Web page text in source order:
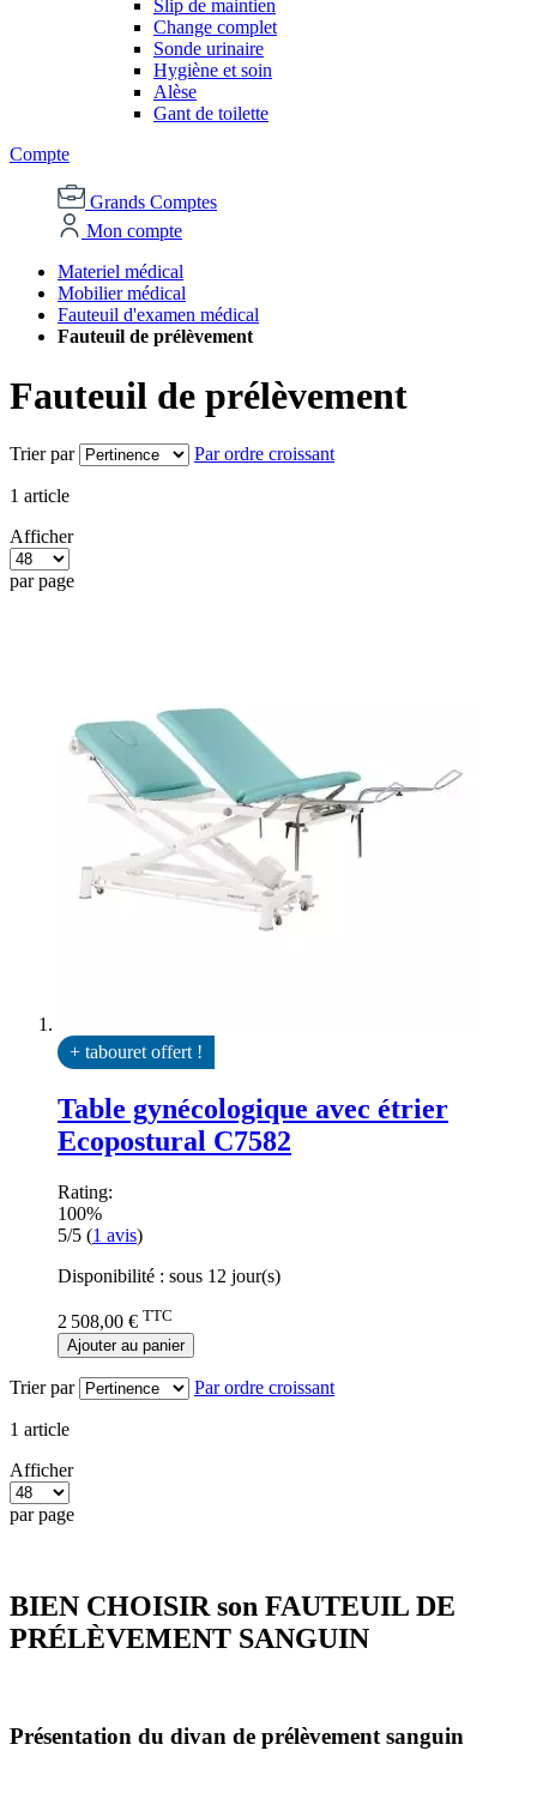
Slip de maintien
Change complet
Sonde urinaire
Hygiène et soin
Alèse
Gant de toilette
Compte
Grands Comptes
Mon compte
Materiel médical
Mobilier médical
Fauteuil d'examen médical
Fauteuil de prélèvement
Fauteuil de prélèvement
Trier par Par ordre croissant
1 article
Afficher
par page
+ tabouret offert !
Table gynécologique avec étrier
Ecopostural C7582
Rating:
100%
5/5 (1 avis)
Disponibilité : sous 12 jour(s)
2 508,00 € TTC
Ajouter au panier
Trier par Par ordre croissant
1 article
Afficher
par page
BIEN CHOISIR son FAUTEUIL DE
PRÉLÈVEMENT SANGUIN
Présentation du divan de prélèvement sanguin